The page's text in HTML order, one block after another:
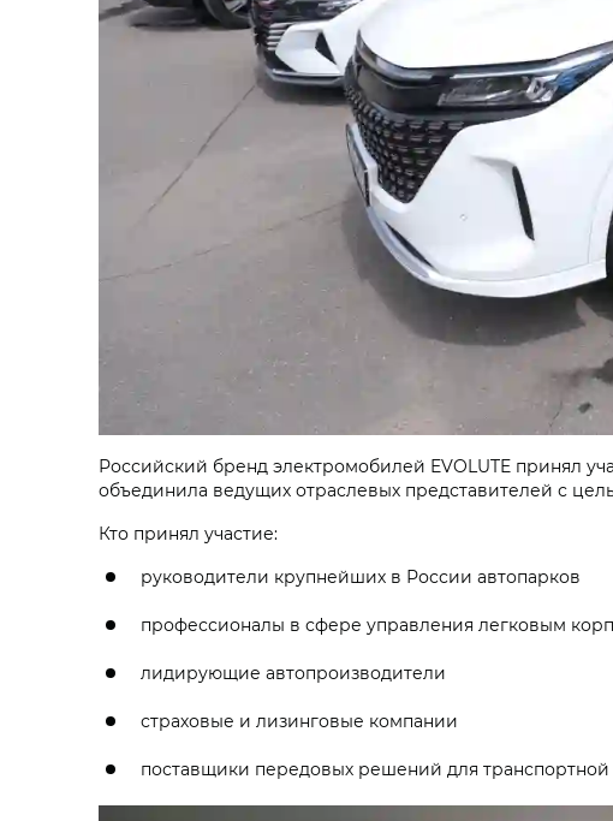
Российский бренд электромобилей EVOLUTE принял
объединила ведущих отраслевых представителей с
Кто принял участие:
руководители крупнейших в России автопарков
профессионалы в сфере управления легковым
лидирующие автопроизводители
страховые и лизинговые компании
поставщики передовых решений для